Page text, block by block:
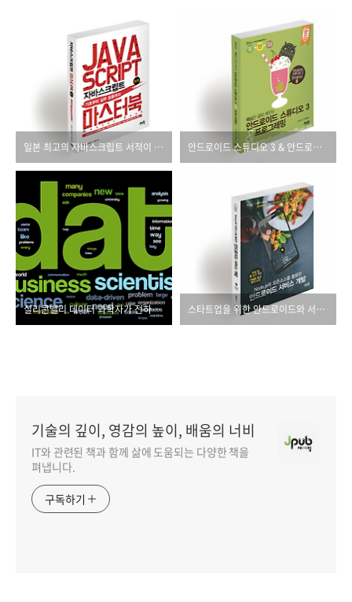
일본 최고의 자바스크립트 서적이 번역 출간됩니다! 안드로이드 스튜디오 3 & 안드로이드 8
실리콘밸리 데이터 과학자가 전하는 "데이터 과학 입문" 스타트업을 위한 안드로이드와 서버 개발 첫걸음
기술의 깊이, 영감의 높이, 배움의 너비
IT와 관련된 책과 함께 삶에 도움되는 다양한 책을
펴냅니다.
구독하기